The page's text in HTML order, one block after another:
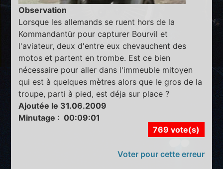
Observation
Lorsque les allemands se ruent hors de la
Kommandantür pour capturer Bourvil et
l'aviateur, deux d'entre eux chevauchent des
motos et partent en trombe. Est ce bien
nécessaire pour aller dans l'immeuble mitoyen
qui est à quelques mètres alors que le gros de la
troupe, parti à pied, est déja sur place ?
Ajoutée le 31.06.2009
Minutage : 00:09:01
769 vote(s)
Voter pour cette erreur